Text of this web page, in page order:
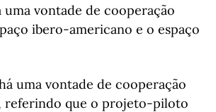
uma vontade de cooperação
ibero-americano e o espaço
uma vontade de cooperação
referindo que o projeto-piloto